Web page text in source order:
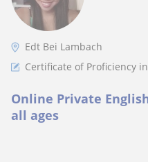
Edt Bei Lambach
Certificate of Proficiency in
Online Private
all ages